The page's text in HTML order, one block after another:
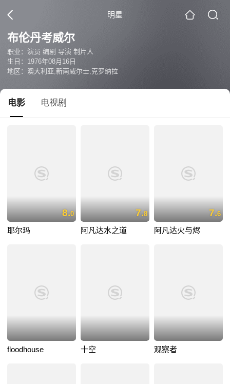
明星
布伦丹考威尔
职业：演员 编剧 导演 制片人
生日：1976年08月16日
地区：澳大利亚,新南威尔士,克罗纳拉
电影 电视剧
8.0
耶尔玛
7.8
阿凡达水之道
7.6
阿凡达火与烬
floodhouse 十空 观察者